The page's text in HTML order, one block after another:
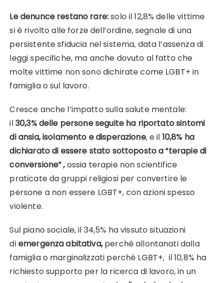
Le denunce restano rare:solo il 12,8% delle vittime
si è rivolto alle forze dell’ordine, segnale di una
persistente sfiducia nel sistema, data l’assenza di
leggi specifiche, ma anche dovuto al fatto che
molte vittime non sono dichirate come LGBT+ in
famiglia o sul lavoro.
Cresce anche l’impatto sulla salute mentale:
il30,3% delle persone seguite ha riportato sintomi
di ansia, isolamento e disperazione, e il 10,8% ha
dichiarato di essere stato sottoposto a “terapie di
conversione” ,ossia terapie non scientifice
praticate da gruppi religiosi per convertire le
persone a non essere LGBT+, con azioni spesso
violente.
Sul piano sociale, il 34,5% ha vissuto situazioni
diemergenza abitativa,perché allontanati dalla
famiglia o marginalizzati perché LGBT+, il 10,8% ha
richiesto supporto per la ricerca di lavoro, in un